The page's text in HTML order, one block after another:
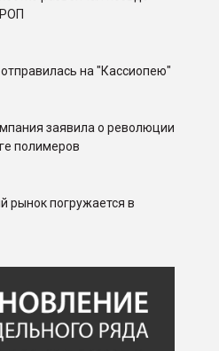
на "Кассиопею"
заявила о революции
полимеров
рынок погружается в